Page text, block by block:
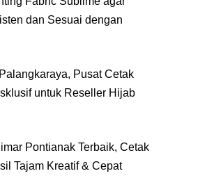
dan Sesuai dengan
Pusat Cetak
untuk Reseller Hijab
Pontianak Terbaik, Cetak
Tajam Kreatif & Cepat